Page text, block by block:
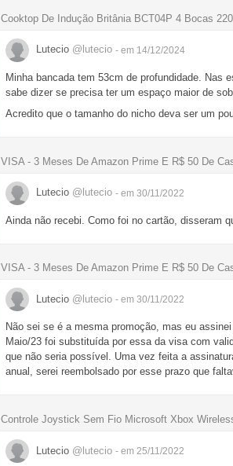
Cooktop De Indução Britânia BCT04P 4 Bocas
Lutecio @lutecio - em 14/12/2024
Minha bancada tem 53cm de profundidade. Nas
sabe dizer se precisa ter um espaço maior de
Acredito que o tamanho do nicho deva ser um
VISA - 3 Meses De Amazon Prime E R$ 50 De
Lutecio @lutecio - em 30/11/2022
Ainda não recebi. Como foi no cartão, disseram
VISA - 3 Meses De Amazon Prime E R$ 50 De
Lutecio @lutecio - em 30/11/2022
Não sei se é a mesma promoção, mas eu
Maio/23 foi substituída por essa da visa com
que não seria possível. Uma vez feita a
anual, serei reembolsado por esse prazo que
Controle Joystick Sem Fio Microsoft Xbox
Lutecio @lutecio - em 25/11/2022